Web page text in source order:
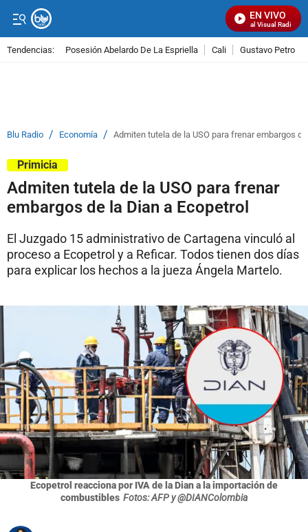
EN VIVO
Señal Visual Radio
Tendencias: Posesión Abelardo De La Espriella Cali Gustavo Petro
Blu Radio / Economía / Admiten tutela de la USO para frenar embargos
Primicia
Admiten tutela de la USO para frenar
embargos de la Dian a Ecopetrol
El Juzgado 15 administrativo de Cartagena vinculó al
proceso a Ecopetrol y a Reficar. Todos tienen dos días
para explicar los hechos a la jueza Ángela Martelo.
Ecopetrol reacciona por IVA de la Dian a la importación de
combustibles Fotos: AFP y @DIANColombia